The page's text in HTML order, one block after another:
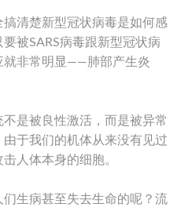
清楚新型冠状病毒是如何感
被SARS病毒跟新型冠状病
就非常明显——肺部产生炎
是被良性激活，而是被异常
于我们的机体从来没有见过
人体本身的细胞。
生病甚至失去生命的呢？流